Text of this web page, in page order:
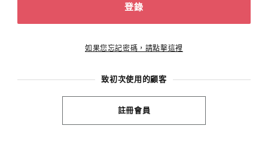
登錄
如果您忘記密碼，請點擊這裡
致初次使用的顧客
註冊會員